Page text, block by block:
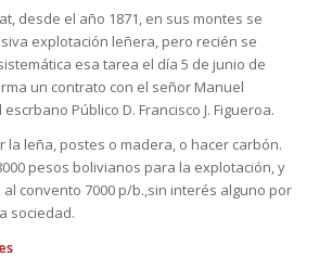
desde el año 1871, en sus montes se
explotación leñera, pero recién se
esa tarea el día 5 de junio de
un contrato con el señor Manuel
Público D. Francisco J. Figueroa.
la leña, postes o madera, o hacer carbón.
pesos bolivianos para la explotación, y
convento 7000 p/b.,sin interés alguno por
sociedad.